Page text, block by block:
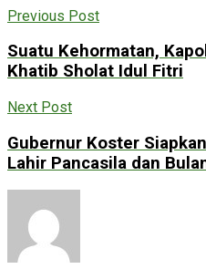
Previous Post
Suatu Kehormatan,
Khatib Sholat Idul Fitri
Next Post
Gubernur Koster
Lahir Pancasila dan